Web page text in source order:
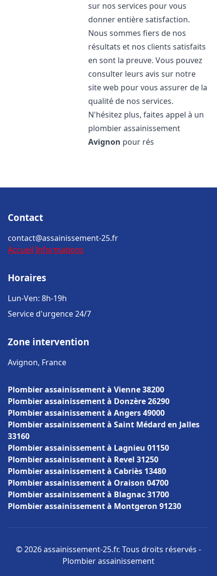
sur nos services pour vous
donner entière satisfaction.
Nous sommes fiers de nos
résultats et nos clients satisfaits
en sont la preuve. Vous pouvez
consulter leurs avis sur notre
site web pour vous assurer de la
qualité de nos services.
N'hésitez plus, faites appel à un
plombier assainissement
Avignon pour rés
Contact
contact@assainissement-25.fr
Accueil Informations
Horaires
Lun-Ven: 8h-19h
Service d'urgence 24/7
Zone intervention
Avignon, France
Plombier assainissement à Vienne 38200
Plombier assainissement à Donzère 26290
Plombier assainissement à Angers 49000
Plombier assainissement à Saint Médard en Jalles
33160
Plombier assainissement à Lagnieu 01150
Plombier assainissement à Revel 31250
Plombier assainissement à Cabriès 13480
Plombier assainissement à Oraison 04700
Plombier assainissement à Blagnac 31700
Plombier assainissement à Montgeron 91230
© 2026 assainissement-25.fr. Tous droits réservés -
Plombier assainissement